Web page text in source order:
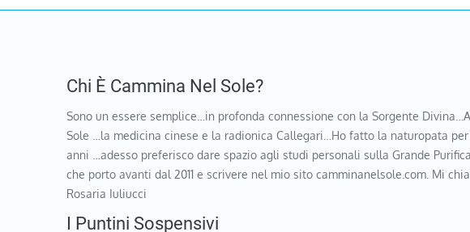
Chi È Cammina Nel Sole?
Sono un essere semplice…in profonda connessione con la Sorgente
Sole …la medicina cinese e la radionica Callegari…Ho fatto la naturopata
anni …adesso preferisco dare spazio agli studi personali sulla Grande
che porto avanti dal 2011 e scrivere nel mio sito camminanelsole.com. Mi
Rosaria Iuliucci
I Puntini Sospensivi